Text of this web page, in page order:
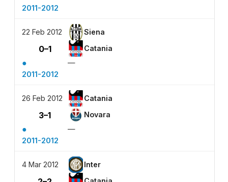
2011-2012
22 Feb 2012 Siena
0–1 Catania
●
—
2011-2012
26 Feb 2012 Catania
3–1 Novara
●
—
2011-2012
4 Mar 2012 Inter